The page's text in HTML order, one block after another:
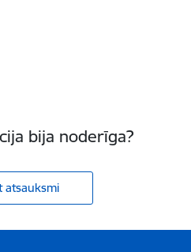
bija noderīga?
atsauksmi